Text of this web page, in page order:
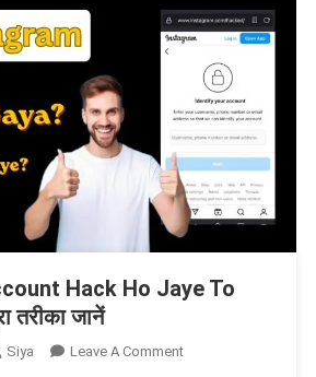
हिंदी
में
Hack Ho Jaye To
तरीका जानें
Siya Leave A CommentOn